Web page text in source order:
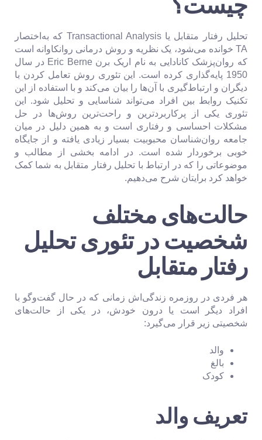
تحلیل رفتار متقابل یا Transactional Analysis که به‌اختصار
TA خوانده می‌شود، یک نظریه و روش درمانی روانکاوانه است
که روان‌پزشک کانادایی به نام اریک برن Eric Berne در سال
1950 پایه‌گذاری کرده است. این تئوری روش تعامل کردن با
دیگران و ارتباط‌گیری با آن‌ها را بیان می‌کند و با استفاده از این
تکنیک روابط بین افراد می‌تواند شناسایی و تحلیل شود. این
تئوری یکی از پرکاربردترین و راحت‌ترین روش‌ها در حل
مشکلات احساسی و رفتاری است و به همین دلیل در میان
جامعه روان‌شناسان محبوبیت بسیار زیادی یافته و از جایگاه
خوبی برخوردار شده است. در ادامه بخشی از مطالب و
موضوعاتی را که در ارتباط با تحلیل رفتار متقابل به شما کمک
خواهد کرد برایتان شرح می‌دهیم.
حالت‌های مختلف
شخصیت در تئوری تحلیل
رفتار متقابل
هر فردی در روزمره زندگی‌اش زمانی که در حال گفت‌وگو با
افراد دیگر است یا درون خودش، در یکی از حالت‌های
شخصیتی زیر قرار می‌گیرد:
والد
بالغ
کودک
تعریف والد